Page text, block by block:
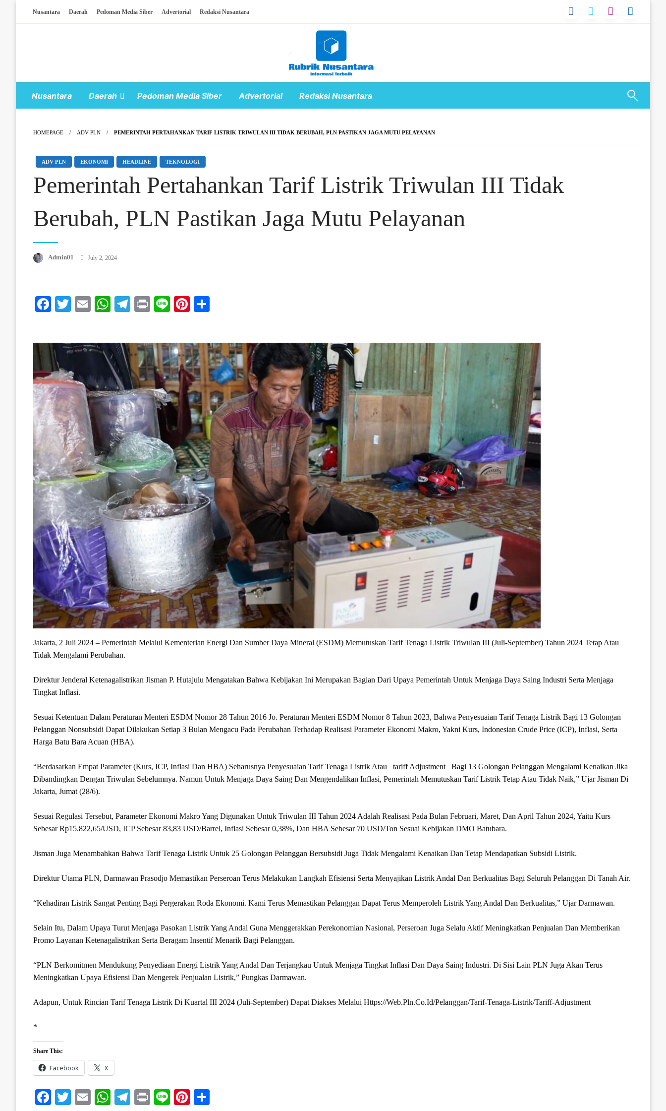
Nusantara Daerah Pedoman Media Siber Advertorial Redaksi Nusantara
Nusantara Daerah Pedoman Media Siber Advertorial Redaksi Nusantara
HOMEPAGE ADV PLN PEMERINTAH PERTAHANKAN TARIF LISTRIK TRIWULAN III TIDAK BERUBAH, PLN PASTIKAN JAGA MUTU PELAYANAN
ADV PLN EKONOMI HEADLINE TEKNOLOGI
Pemerintah Pertahankan Tarif Listrik Triwulan III Tidak
Berubah, PLN Pastikan Jaga Mutu Pelayanan
Admin01 July 2, 2024
Facebook
TwitterEmailWhatsApp
Telegram
PrintLinePinterest
Jakarta, 2 Juli 2024 – Pemerintah Melalui Kementerian Energi Dan Sumber Daya Mineral (ESDM) Memutuskan Tarif Tenaga Listrik Triwulan III (Juli-September) Tahun 2024 Tetap Atau
Tidak Mengalami Perubahan.
Direktur Jenderal Ketenagalistrikan Jisman P. Hutajulu Mengatakan Bahwa Kebijakan Ini Merupakan Bagian Dari Upaya Pemerintah Untuk Menjaga Daya Saing Industri Serta Menjaga
Tingkat Inflasi.
Sesuai Ketentuan Dalam Peraturan Menteri ESDM Nomor 28 Tahun 2016 Jo. Peraturan Menteri ESDM Nomor 8 Tahun 2023, Bahwa Penyesuaian Tarif Tenaga Listrik Bagi 13 Golongan
Pelanggan Nonsubsidi Dapat Dilakukan Setiap 3 Bulan Mengacu Pada Perubahan Terhadap Realisasi Parameter Ekonomi Makro, Yakni Kurs, Indonesian Crude Price (ICP), Inflasi, Serta
Harga Batu Bara Acuan (HBA).
“Berdasarkan Empat Parameter (kurs, ICP, Inflasi Dan HBA) Seharusnya Penyesuaian Tarif Tenaga Listrik Atau _tariff Adjustment_ Bagi 13 Golongan Pelanggan Mengalami Kenaikan Jika
Dibandingkan Dengan Triwulan Sebelumnya. Namun Untuk Menjaga Daya Saing Dan Mengendalikan Inflasi, Pemerintah Memutuskan Tarif Listrik Tetap Atau Tidak Naik,” Ujar Jisman Di
Jakarta, Jumat (28/6).
Sesuai Regulasi Tersebut, Parameter Ekonomi Makro Yang Digunakan Untuk Triwulan III Tahun 2024 Adalah Realisasi Pada Bulan Februari, Maret, Dan April Tahun 2024, Yaitu Kurs
Sebesar Rp15.822,65/USD, ICP Sebesar 83,83 USD/barrel, Inflasi Sebesar 0,38%, Dan HBA Sebesar 70 USD/ton Sesuai Kebijakan DMO Batubara.
Jisman Juga Menambahkan Bahwa Tarif Tenaga Listrik Untuk 25 Golongan Pelanggan Bersubsidi Juga Tidak Mengalami Kenaikan Dan Tetap Mendapatkan Subsidi Listrik.
Direktur Utama PLN, Darmawan Prasodjo Memastikan Perseroan Terus Melakukan Langkah Efisiensi Serta Menyajikan Listrik Andal Dan Berkualitas Bagi Seluruh Pelanggan Di Tanah Air.
“Kehadiran Listrik Sangat Penting Bagi Pergerakan Roda Ekonomi. Kami Terus Memastikan Pelanggan Dapat Terus Memperoleh Listrik Yang Andal Dan Berkualitas,” Ujar Darmawan.
Selain Itu, Dalam Upaya Turut Menjaga Pasokan Listrik Yang Andal Guna Menggerakkan Perekonomian Nasional, Perseroan Juga Selalu Aktif Meningkatkan Penjualan Dan Memberikan
Promo Layanan Ketenagalistrikan Serta Beragam Insentif Menarik Bagi Pelanggan.
“PLN Berkomitmen Mendukung Penyediaan Energi Listrik Yang Andal Dan Terjangkau Untuk Menjaga Tingkat Inflasi Dan Daya Saing Industri. Di Sisi Lain PLN Juga Akan Terus
Meningkatkan Upaya Efisiensi Dan Mengerek Penjualan Listrik,” Pungkas Darmawan.
Adapun, Untuk Rincian Tarif Tenaga Listrik Di Kuartal III 2024 (Juli-September) Dapat Diakses Melalui Https://web.pln.co.id/pelanggan/tarif-Tenaga-Listrik/tariff-Adjustment
*
Share This:
Facebook X
Facebook
TwitterEmailWhatsApp
Telegram
PrintLinePinterest